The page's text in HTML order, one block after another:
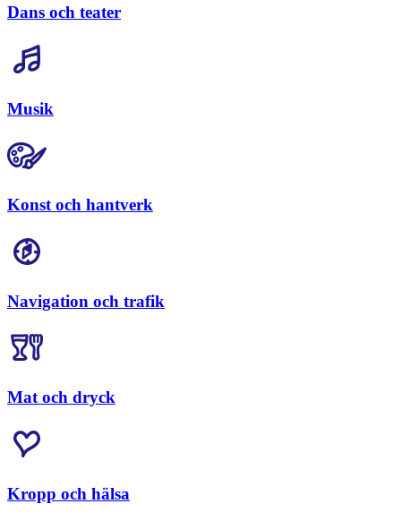
Dans och teater
Musik
Konst och hantverk
Navigation och trafik
Mat och dryck
Kropp och hälsa